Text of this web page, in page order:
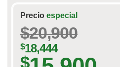
Precio especial
$20,900
$18,444
$